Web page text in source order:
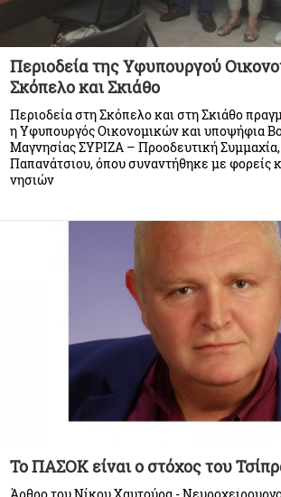
Περιοδεία της Υφυπουργού
Σκόπελο και Σκιάθο
Περιοδεία στη Σκόπελο και στη Σκιάθο
η Υφυπουργός Οικονομικών και υποψήφια
Μαγνησίας ΣΥΡΙΖΑ – Προοδευτική
Παπανάτσιου, όπου συναντήθηκε με φορείς
νησιών
Το ΠΑΣΟΚ είναι ο στόχος του